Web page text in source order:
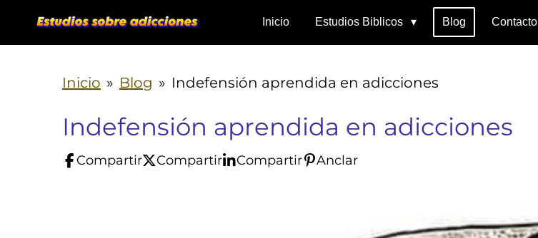
al
Inicio Estudios Biblicos Blog Contacto
Inicio » Blog » Indefensión aprendida en adicciones
Indefensión aprendida en adicciones
Compartir Compartir Compartir Anclar